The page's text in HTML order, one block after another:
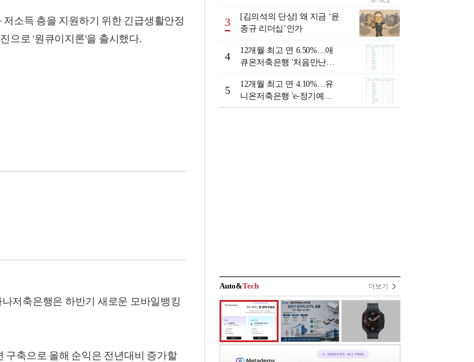
소득 층을 지원하기 위한 긴급생활안정
으로 '원큐이지론'을 출시했다.
저축은행은 하반기 새로운 모바일뱅킹
구축으로 올해 순익은 전년대비 증가할
월7일]
3
[김의석의 단상] 왜 지금 ‘윤
종규 리더십’인가
4
12개월 최고 연 6.50%…애
큐온저축은행 '처음만난적
리-8월 2주]
5
12개월 최고 연 4.10%…유
니온저축은행 'e-정기예
금'[이주의 저축은행 예금금
Auto&Tech 더보기